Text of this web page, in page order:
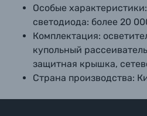
Особые характеристики:
светодиода: более 20
Комплектация:
купольный
защитная крышка,
Страна производства: